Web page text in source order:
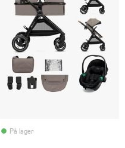
På lager